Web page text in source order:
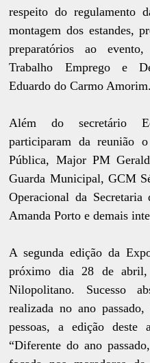
respeito do regulamento
montagem dos estandes,
preparatórios ao
Trabalho Emprego e
Eduardo do Carmo Amorim.
Além do secretário
participaram da reunião
Pública, Major PM
Guarda Municipal, GCM
Operacional da
Amanda Porto e demais
A segunda edição da
próximo dia 28 de
Nilopolitano. Sucesso
realizada no ano
pessoas, a edição deste
“Diferente do ano